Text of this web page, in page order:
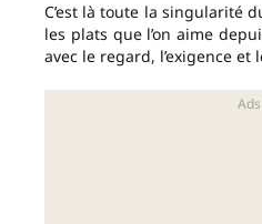
C’est là toute la singularité
les plats que l’on aime
avec le regard, l’exigence et